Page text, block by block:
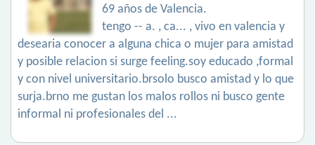
69 años de Valencia.
tengo -- a. , ca... , vivo en valencia y
desearia conocer a alguna chica o mujer para amistad
y posible relacion si surge feeling.soy educado ,formal
y con nivel universitario.brsolo busco amistad y lo que
surja.brno me gustan los malos rollos ni busco gente
informal ni profesionales del ...